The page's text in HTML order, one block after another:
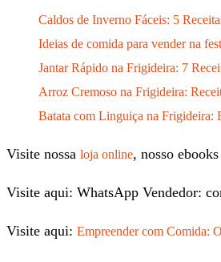
Caldos de Inverno Fáceis: 5
Ideias de comida para vender na
Jantar Rápido na Frigideira: 7
Arroz Cremoso na Frigideira:
Batata com Linguiça na Frigideira:
Visite nossa loja online, nosso
Visite aqui: WhatsApp Vendedor:
Visite aqui: Empreender com Comida: